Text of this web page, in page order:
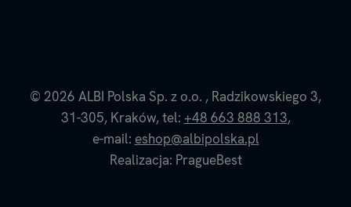
O nas - historia i filozofia Albi
Blog Albi
Strona Czytaj z Albikiem
© 2026 ALBI Polska Sp. z o.o. , Radzikowskiego 3,
31-305, Kraków,tel: +48 663 888 313,
e-mail: eshop@albipolska.pl
Realizacja: PragueBest